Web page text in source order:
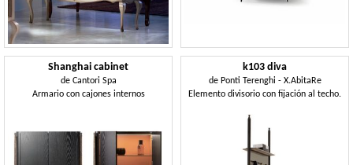
Shanghai cabinet
de Cantori Spa
Armario con cajones internos
k103 diva
de Ponti Terenghi - X.AbitaRe
Elemento divisorio con fijación al techo.